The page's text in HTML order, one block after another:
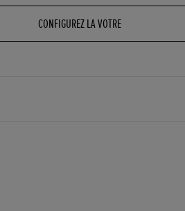
CONFIGUREZ LA VOTRE